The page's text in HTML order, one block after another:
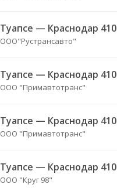
Туапсе — Краснодар 410
ООО"Рустрансавто"
Туапсе — Краснодар 410
ООО "Примавтотранс"
Туапсе — Краснодар 410
ООО "Примавтотранс"
Туапсе — Краснодар 410
ООО "Круг 98"